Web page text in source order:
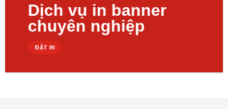
Dịch vụ in banner
chuyên nghiệp
ĐẶT IN